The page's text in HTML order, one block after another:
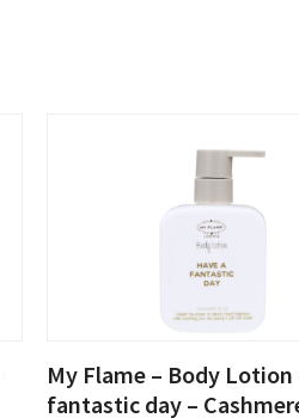
My Flame – Body Lotion
fantastic day –